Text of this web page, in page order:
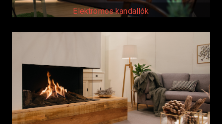
Elektromos kandallók